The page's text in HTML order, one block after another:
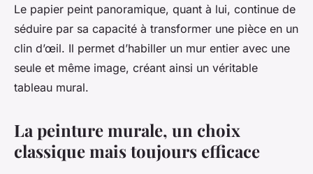
Le papier peint panoramique, quant à lui, continue de
séduire par sa capacité à transformer une pièce en un
clin d’œil. Il permet d’habiller un mur entier avec une
seule et même image, créant ainsi un véritable
tableau mural.
La peinture murale, un choix
classique mais toujours efficace